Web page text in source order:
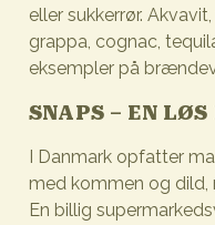
eller sukkerrør.
grappa, cognac,
eksempler på
SNAPS – EN
I Danmark opfatter
med kommen og dild,
En billig